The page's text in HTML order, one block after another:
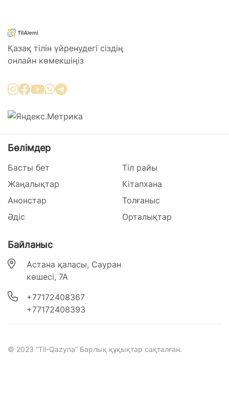
Қазақ тілін үйренудегі сіздің
онлайн көмекшіңіз
Бөлімдер
Басты бет
Жаңалықтар
Анонстар
Әдіс
Тіл райы
Кітапхана
Толғаныс
Орталықтар
Байланыс
Астана қаласы, Сауран
көшесі, 7А
‎+77172408367
‎+77172408393
© 2023 “Til-Qazyna” Барлық құқықтар сақталған.